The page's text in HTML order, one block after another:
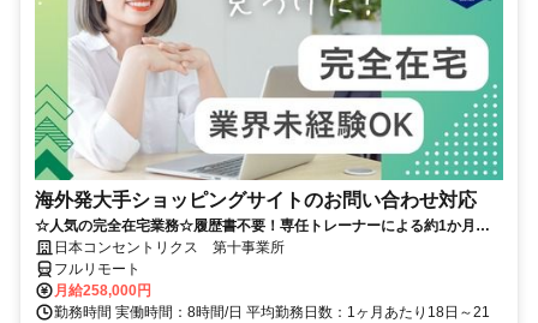
海外発大手ショッピングサイトのお問い合わせ対応
☆人気の完全在宅業務☆履歴書不要！専任トレーナーによる約1か月の
研修で、業界未経験の方も安心！
日本コンセントリクス 第十事業所
フルリモート
月給258,000円
勤務時間 実働時間：8時間/日 平均勤務日数：1ヶ月あたり18日～21